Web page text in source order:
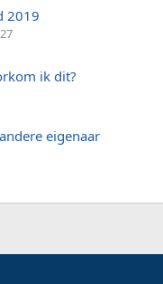
2019
ik dit?
eigenaar